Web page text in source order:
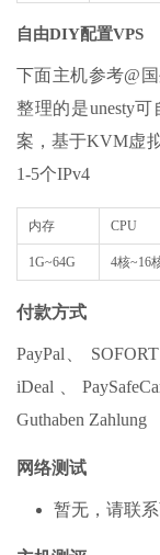
自由DIY配置VPS
下面主机参考@
整理的是unesty
案，基于KVM虚
1-5个IPv4
内存 CPU
1G~64G 4核~16
付款方式
PayPal、
iDeal、
Guthaben Zahlung
网络测试
暂无，请联